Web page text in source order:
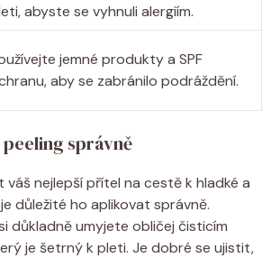
abyste se vyhnuli ⁣alergiím.
jemné produkty a SPF
aby se zabránilo podráždění.
správně
váš nejlepší‍ přítel na cestě k hladké a
důležité ho aplikovat správně.
důkladně umyjete​ obličej ​čisticím
⁣je šetrný ‌k pleti. Je dobré se ‌ujistit,